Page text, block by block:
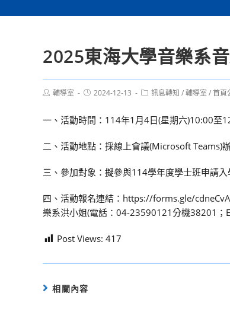
2025東海大學音樂系
Post輔導室
Post2024-12-13
Post訊息轉知 /輔導室 /首頁
一、活動時間：114年1月4日(星期六)10:00至
二、活動地點：採線上會議(Microsoft Teams)
三、參加對象：擬參與114學年度學士班申請
四、活動報名連結：https://forms.gle/
樂系洪小姐(電話：04-23590121分機38201
Post Views: 417
相關內容